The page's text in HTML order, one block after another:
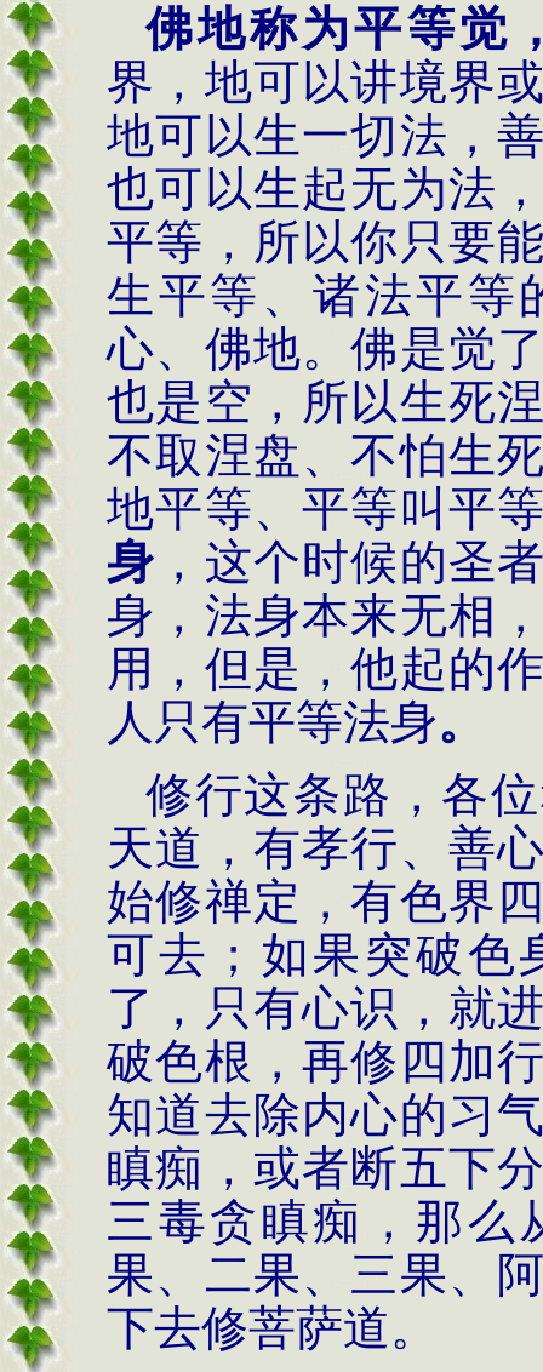
佛地称为平等觉
界，地可以讲境界
地可以生一切法，
也可以生起无为法
平等，所以你只要
生平等、诸法平等
心、佛地。佛是觉
也是空，所以生死
不取涅盘、不怕生
地平等、平等叫平
身 ，这个时候的圣
身，法身本来无相
用，但是，他起的
人只有平等法身。
修行这条路，各
天道，有孝行、善
始修禅定，有色界
可去；如果突破色
了，只有心识，就
破色根，再修四加
知道去除内心的习
瞋痴，或者断五下
三毒贪瞋痴，那么
果、二果、三果、
下去修菩萨道。